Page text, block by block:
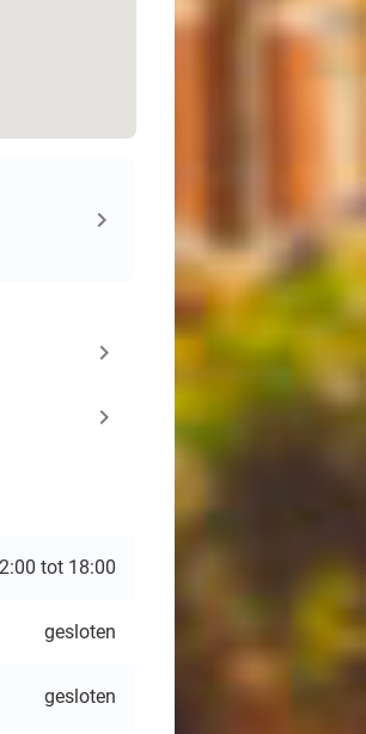
keyboard_arrow_right
keyboard_arrow_right
tot 18:00
gesloten
gesloten